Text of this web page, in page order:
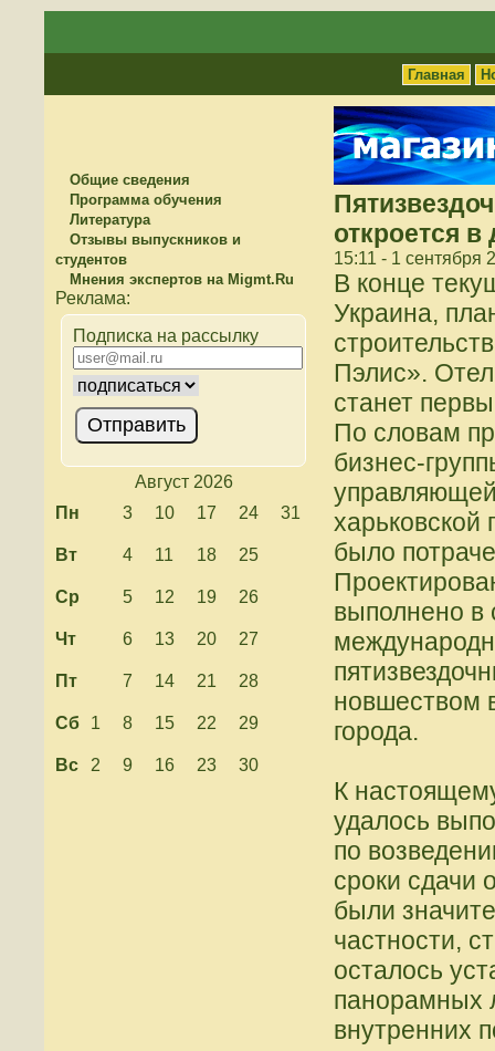
Главная
Общие сведения
Программа обучения
Литература
Отзывы выпускников и
студентов
Мнения экспертов на Migmt.Ru
Подписка на рассылку
Август 2026
Пн
3 10 17 24 31
Вт 4 11 18 25
Ср 5 12 19 26
Чт 6 13 20 27
Пт 7 14 21 28
Сб 1 8 15 22 29
Вс 2 9 16 23 30
откроется в
15:11 - 1 сентября
В конце
Украина,
Пэлис».
станет
По словам
бизнес-
харьковской
было
выполнено в
новшеством
города.
К
удалось
по
сроки сдачи
были
частности,
осталось
панорамных
внутренних